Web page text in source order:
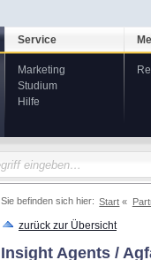
Service
Marketing
Studium
Hilfe
Sie befinden sich hier: Start
zurück zur Übersicht
Insight Agents /